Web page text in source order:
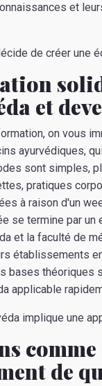
et
de créer une
et
on vous
ayurvédiques,
sont simples,
pratiques
à raison d'un
se termine par
et la faculté de
établissements
bases théoriques
applicable
implique une
de